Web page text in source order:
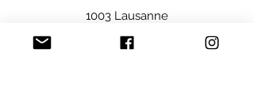
1003 Lausanne
NOUS CONTACTER